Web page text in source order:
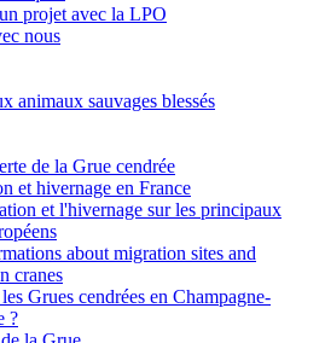
projet avec la LPO
nous
animaux sauvages blessés
de la Grue cendrée
et hivernage en France
et l'hivernage sur les principaux
about migration sites and
cranes
Grues cendrées en Champagne-
?